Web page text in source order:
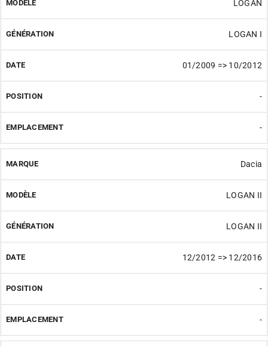
LOGAN
LOGAN I
01/2009 => 10/2012
-
-
Dacia
LOGAN II
LOGAN II
12/2012 => 12/2016
-
-